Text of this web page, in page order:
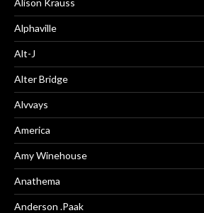
Alison Krauss
Alphaville
Alt-J
Alter Bridge
Alvvays
America
Amy Winehouse
Anathema
Anderson .Paak